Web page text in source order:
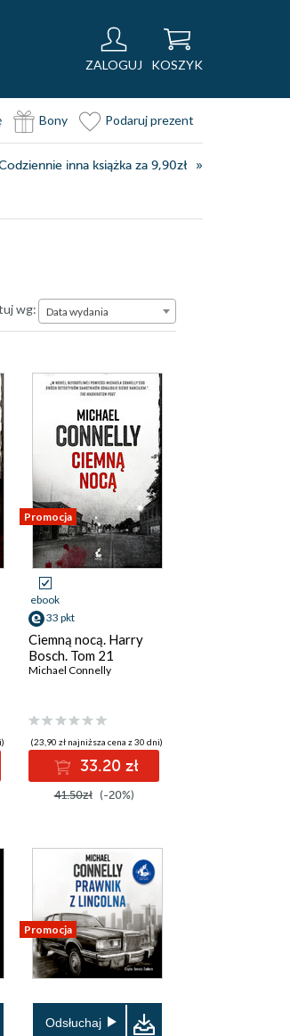
ZALOGUJ KOSZYK
Bony Podaruj prezent
inna książka za 9,90zł
wg:Data wydania
Data wydania
Promocja
ebook
33 pkt
Ciemną nocą. Harry
Bosch. Tom 21
Michael Connelly
(23,90 zł najniższa cena z 30 dni)
33.20 zł
41.50zł (-20%)
Promocja
Odsłuchaj